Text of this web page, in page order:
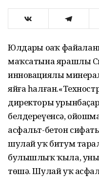
Юлдарҙы оҙаҡ
маҡсатына ярашлы
инновациялы
яйға
директоры
белдереүенсә,
асфальт-бетон
шулай уҡ битум
булышлыҡ ҡыла,
төшә. Шулай уҡ